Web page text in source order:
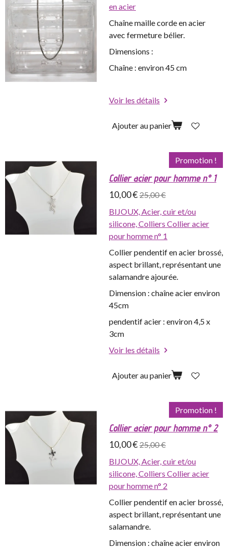
en acier
Chaîne maille corde en acier
avec fermeture bélier.
Dimensions :
Chaîne : environ 45 cm
Voir les détails
Ajouter au panier
Promotion !
Collier acier pour homme n° 1
10,00 €25,00 €
BIJOUX,Acier, cuir et/ou
silicone,Colliers Collier acier
pour homme n° 1
Collier pendentif en acier brossé,
aspect brillant, représentant une
salamandre ajourée.
Dimension : chaîne acier environ
45cm
pendentif acier : environ 4,5 x
3cm
Voir les détails
Ajouter au panier
Promotion !
Collier acier pour homme n° 2
10,00 €25,00 €
BIJOUX,Acier, cuir et/ou
silicone,Colliers Collier acier
pour homme n° 2
Collier pendentif en acier brossé,
aspect brillant, représentant une
salamandre.
Dimension : chaîne acier environ